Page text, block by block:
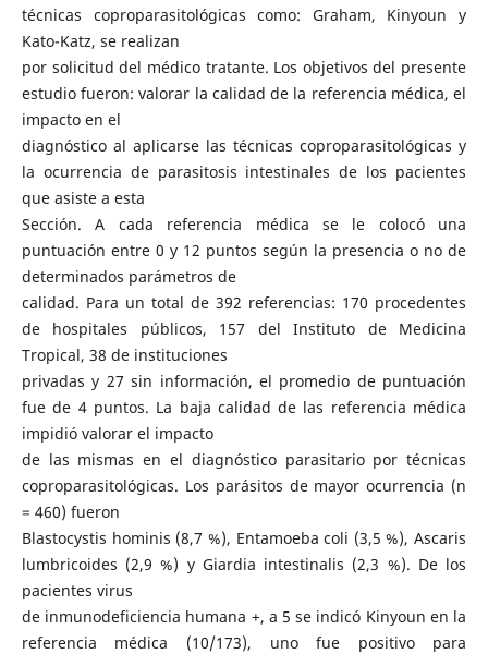
técnicas coproparasitológicas como: Graham, Kinyoun y
Kato-Katz, se realizan
por solicitud del médico tratante. Los objetivos del presente
estudio fueron: valorar la calidad de la referencia médica, el
impacto en el
diagnóstico al aplicarse las técnicas coproparasitológicas y
la ocurrencia de parasitosis intestinales de los pacientes
que asiste a esta
Sección. A cada referencia médica se le colocó una
puntuación entre 0 y 12 puntos según la presencia o no de
determinados parámetros de
calidad. Para un total de 392 referencias: 170 procedentes
de hospitales públicos, 157 del Instituto de Medicina
Tropical, 38 de instituciones
privadas y 27 sin información, el promedio de puntuación
fue de 4 puntos. La baja calidad de las referencia médica
impidió valorar el impacto
de las mismas en el diagnóstico parasitario por técnicas
coproparasitológicas. Los parásitos de mayor ocurrencia (n
= 460) fueron
Blastocystis hominis (8,7 %), Entamoeba coli (3,5 %), Ascaris
lumbricoides (2,9 %) y Giardia intestinalis (2,3 %). De los
pacientes virus
de inmunodeficiencia humana +, a 5 se indicó Kinyoun en la
referencia médica (10/173), uno fue positivo para